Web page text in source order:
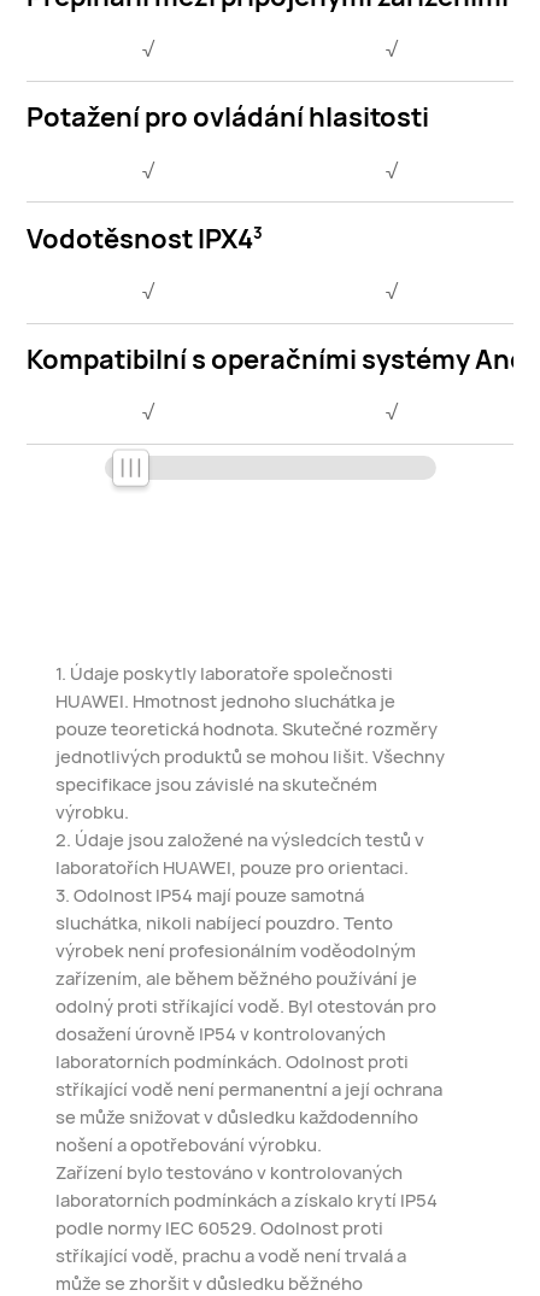
√ √
Potažení pro ovládání hlasitosti
√ √
Vodotěsnost IPX43
√ √
Kompatibilní s operačními systémy
√ √
1. Údaje poskytly laboratoře společnosti
HUAWEI. Hmotnost jednoho sluchátka je
pouze teoretická hodnota. Skutečné rozměry
jednotlivých produktů se mohou lišit. Všechny
specifikace jsou závislé na skutečném
výrobku.
2. Údaje jsou založené na výsledcích testů v
laboratořích HUAWEI, pouze pro orientaci.
3. Odolnost IP54 mají pouze samotná
sluchátka, nikoli nabíjecí pouzdro. Tento
výrobek není profesionálním voděodolným
zařízením, ale během běžného používání je
odolný proti stříkající vodě. Byl otestován pro
dosažení úrovně IP54 v kontrolovaných
laboratorních podmínkách. Odolnost proti
stříkající vodě není permanentní a její ochrana
se může snižovat v důsledku každodenního
nošení a opotřebování výrobku.
Zařízení bylo testováno v kontrolovaných
laboratorních podmínkách a získalo krytí IP54
podle normy IEC 60529. Odolnost proti
stříkající vodě, prachu a vodě není trvalá a
může se zhoršit v důsledku běžného